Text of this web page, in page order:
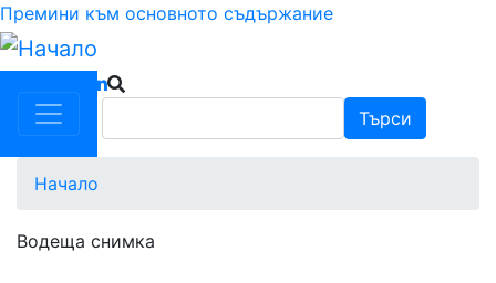
Премини към основното съдържание
Търси
Начало
Водеща снимка